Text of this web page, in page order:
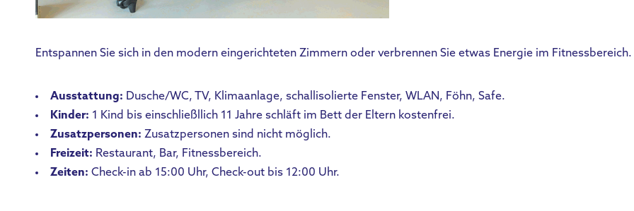
Entspannen Sie sich in den modern eingerichteten Zimmern oder verbrennen Sie etwas Energie im Fitnessbereich.
Ausstattung: Dusche/WC, TV, Klimaanlage, schallisolierte Fenster, WLAN, Föhn, Safe.
Kinder: 1 Kind bis einschließllich 11 Jahre schläft im Bett der Eltern kostenfrei.
Zusatzpersonen: Zusatzpersonen sind nicht möglich.
Freizeit: Restaurant, Bar, Fitnessbereich.
Zeiten: Check-in ab 15:00 Uhr, Check-out bis 12:00 Uhr.